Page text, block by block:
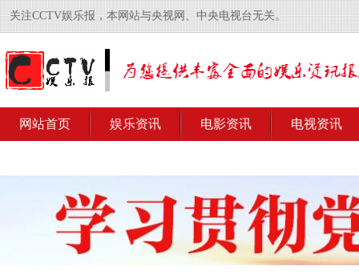
关注CCTV娱乐报，本网站与央视网、中央电视台无关。
网站首页 娱乐资讯 电影资讯 电视资讯